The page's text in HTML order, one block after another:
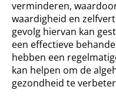
verminderen,
waardigheid en
gevolg hiervan kan
een effectieve
hebben een
kan helpen om de
gezondheid te